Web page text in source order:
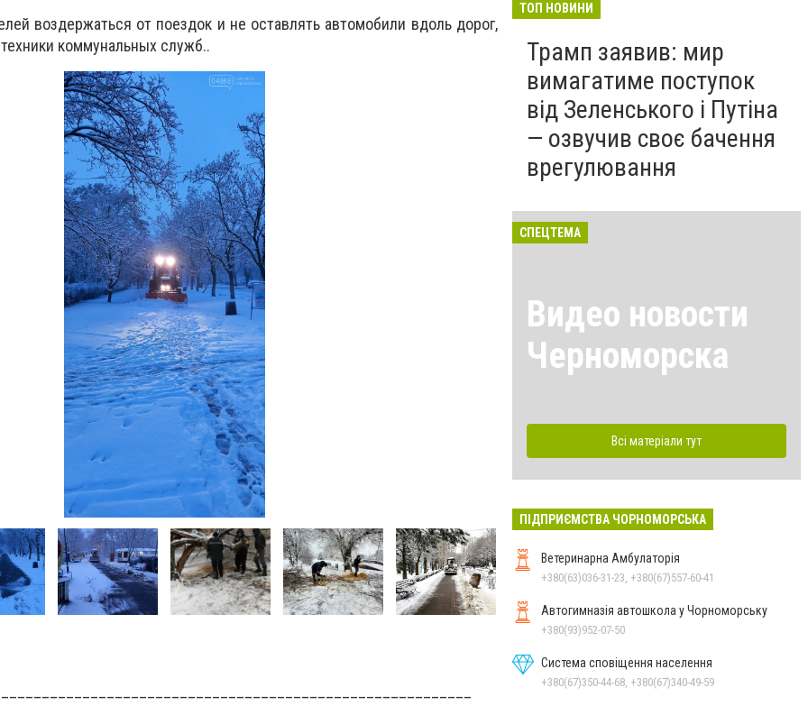
воздержаться от поездок и не оставлять автомобили вдоль дорог,
коммунальных служб..
ТОП НОВИНИ
Трамп заявив: мир
вимагатиме поступок
від Зеленського і Путіна
— озвучив своє бачення
врегулювання
СПЕЦТЕМА
Видео новости
Черноморска
Всі матеріали тут
ПІДПРИЄМСТВА ЧОРНОМОРСЬКА
Ветеринарна Амбулаторія
+380(63)036-31-23, +380(67)557-60-41
Автогимназія автошкола у Чорноморську
+380(93)952-07-50
Система сповіщення населення
+380(67)350-44-68, +380(67)340-49-59